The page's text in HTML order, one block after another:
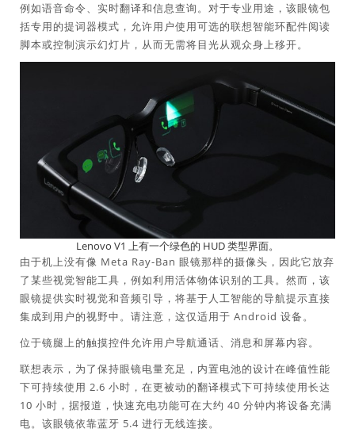
例如语音命令、实时翻译和信息查询。对于专业用途，该眼镜包
括专用的提词器模式，允许用户使用可选的联想智能环配件阅读
脚本或控制演示幻灯片，从而无需将目光从观众身上移开。
Lenovo V1 上有一个绿色的 HUD 类型界面。
由于机上没有像 Meta Ray-Ban 眼镜那样的摄像头，因此它放弃
了某些视觉智能工具，例如利用活体物体识别的工具。然而，该
眼镜提供实时视觉和音频引导，将基于人工智能的导航提示直接
集成到用户的视野中。请注意，这仅适用于 Android 设备。
位于镜腿上的触摸控件允许用户导航通话、消息和屏幕内容。
联想表示，为了保持眼镜电量充足，内置电池的设计在峰值性能
下可持续使用 2.6 小时，在更被动的翻译模式下可持续使用长达
10 小时，据报道，快速充电功能可在大约 40 分钟内将设备充满
电。该眼镜依靠蓝牙 5.4 进行无线连接。